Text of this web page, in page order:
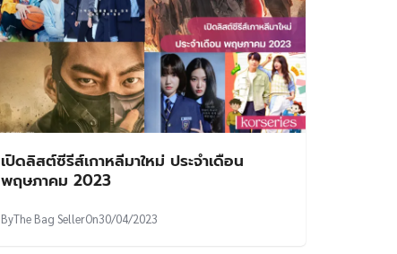
เปิดลิสต์ซีรีส์เกาหลีมาใหม่ ประจำเดือน
พฤษภาคม 2023
ByThe Bag SellerOn30/04/2023